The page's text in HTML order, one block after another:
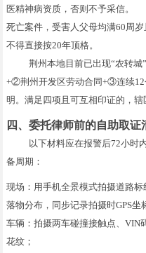
医精神病资质，否则不予采信。
死亡案件，受害人父母均满60周
不得直接按20年顶格。
荆州本地目前已出现“农转
+②荆州开发区劳动合同+③连续
明。满足四项且可互相印证的，辖
四、委托律师前的自助取证
以下材料应在报警后72小时
备周期：
现场：用手机全景模式拍摄道路
落物分布，同步记录拍摄时GPS坐
车辆：拍摄两车碰撞接触点、VIN
花纹；